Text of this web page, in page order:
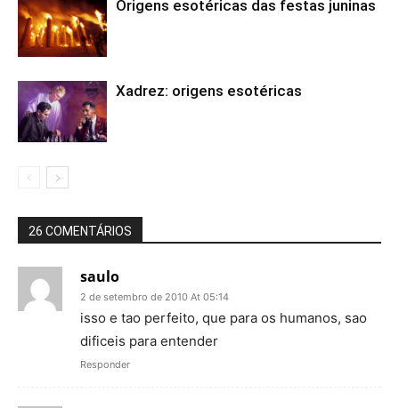
Origens esotéricas das festas juninas
Xadrez: origens esotéricas
26 COMENTÁRIOS
saulo
2 de setembro de 2010 At 05:14
isso e tao perfeito, que para os humanos, sao
dificeis para entender
Responder